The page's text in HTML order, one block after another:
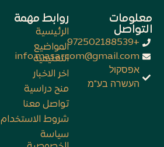
معلومات
التواصل
+972502188539
info.masarcom@gmail.com
אפסקול
העשרה בע"מ
روابط مهمة
الرئيسية
المواضيع
التعليمية
اخر الاخبار
منح دراسية
تواصل معنا
شروط الاستخدام
سياسة